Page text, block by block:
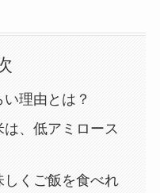
理由とは？
、低アミロース
しくご飯を食べれ